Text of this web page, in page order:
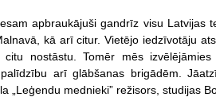
esam apbraukājuši gandrīz visu
kā arī citur. Vietējo iedzīvotāju
nostāstu. Tomēr mēs
arī glābšanas brigādēm.
„Leģendu mednieki” režisors, studijas